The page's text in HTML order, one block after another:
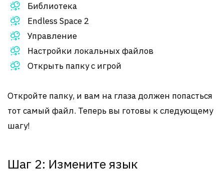
Библиотека
Endless Space 2
Управление
Настройки локальных файлов
Открыть папку с игрой
Откройте папку, и вам на глаза должен попасться
тот самый файл. Теперь вы готовы к следующему
шагу!
Шаг 2: Измените язык